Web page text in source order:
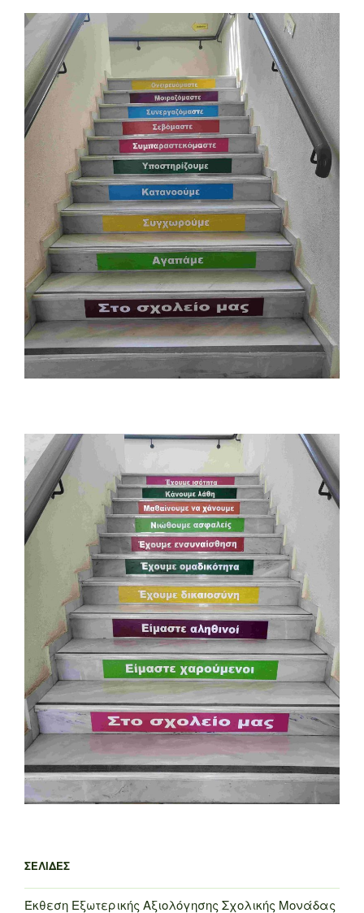
ΣΕΛΊΔΕΣ
Έκθεση Εξωτερικής Αξιολόγησης Σχολικής Μονάδας